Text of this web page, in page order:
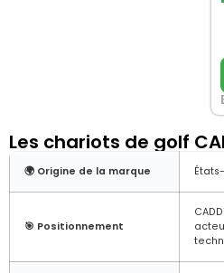
Les chariots de golf
🌍 Origine de la marque
🎯 Positionnement